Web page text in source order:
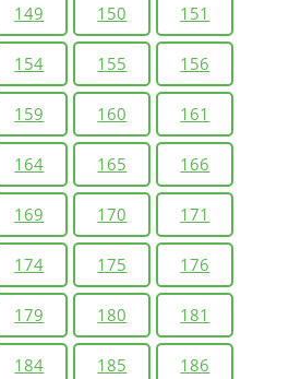
149 150 151
154 155 156
159 160 161
164 165 166
169 170 171
174 175 176
179 180 181
184 185 186